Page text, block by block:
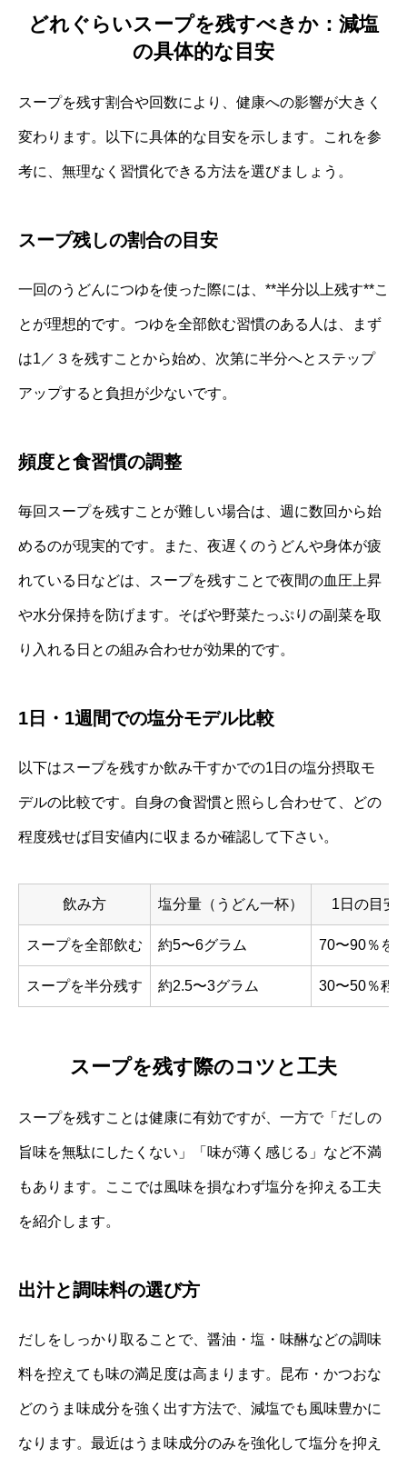
どれぐらいスープを残すべきか：減塩
の具体的な目安
スープを残す割合や回数により、健康への影響が大きく
変わります。以下に具体的な目安を示します。これを参
考に、無理なく習慣化できる方法を選びましょう。
スープ残しの割合の目安
一回のうどんにつゆを使った際には、**半分以上残す**こ
とが理想的です。つゆを全部飲む習慣のある人は、まず
は1／３を残すことから始め、次第に半分へとステップ
アップすると負担が少ないです。
頻度と食習慣の調整
毎回スープを残すことが難しい場合は、週に数回から始
めるのが現実的です。また、夜遅くのうどんや身体が疲
れている日などは、スープを残すことで夜間の血圧上昇
や水分保持を防げます。そばや野菜たっぷりの副菜を取
り入れる日との組み合わせが効果的です。
1日・1週間での塩分モデル比較
以下はスープを残すか飲み干すかでの1日の塩分摂取モ
デルの比較です。自身の食習慣と照らし合わせて、どの
程度残せば目安値内に収まるか確認して下さい。
飲み方 塩分量（うどん一杯） 1日の目安
スープを全部飲む 約5〜6グラム 70〜90％を
スープを半分残す 約2.5〜3グラム 30〜50％程
スープを残す際のコツと工夫
スープを残すことは健康に有効ですが、一方で「だしの
旨味を無駄にしたくない」「味が薄く感じる」など不満
もあります。ここでは風味を損なわず塩分を抑える工夫
を紹介します。
出汁と調味料の選び方
だしをしっかり取ることで、醤油・塩・味醂などの調味
料を控えても味の満足度は高まります。昆布・かつおな
どのうま味成分を強く出す方法で、減塩でも風味豊かに
なります。最近はうま味成分のみを強化して塩分を抑え